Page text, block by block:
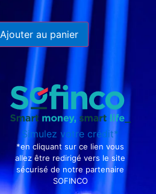
Ajouter au panier
Simulez votre crédit*
*en cliquant sur ce lien vous
allez être redirigé vers le site
sécurisé de notre partenaire
SOFINCO